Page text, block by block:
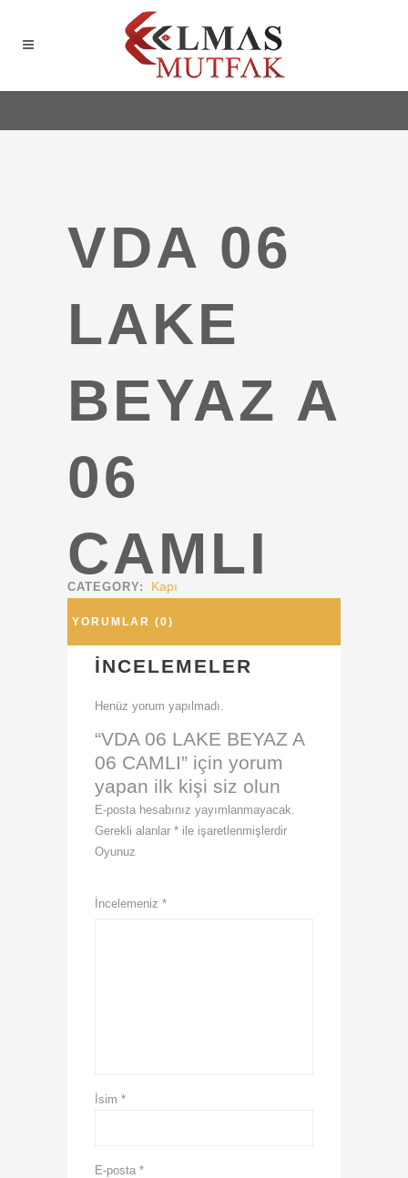
VDA 06
LAKE
BEYAZ A
06
CAMLI
CATEGORY: Kapı
YORUMLAR (0)
İNCELEMELER
Henüz yorum yapılmadı.
“VDA 06 LAKE BEYAZ A
06 CAMLI” için yorum
yapan ilk kişi siz olun
E-posta hesabınız yayımlanmayacak.
Gerekli alanlar * ile işaretlenmişlerdir
Oyunuz
İncelemeniz *
İsim *
E-posta *